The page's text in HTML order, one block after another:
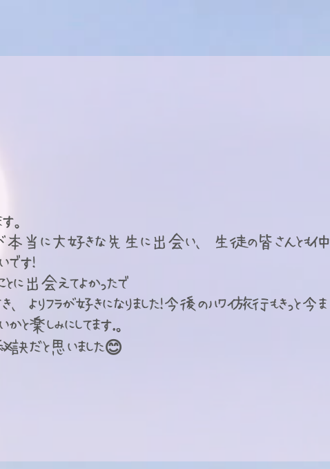
。
が本当に大好きな先生に出会い、生徒の皆さんとも仲
す！
に出会えてよかったで
りフラが好きになりました！今後のハワイ旅行もきっと今ま
かと楽しみにしてます.。
訣だと思いました😊